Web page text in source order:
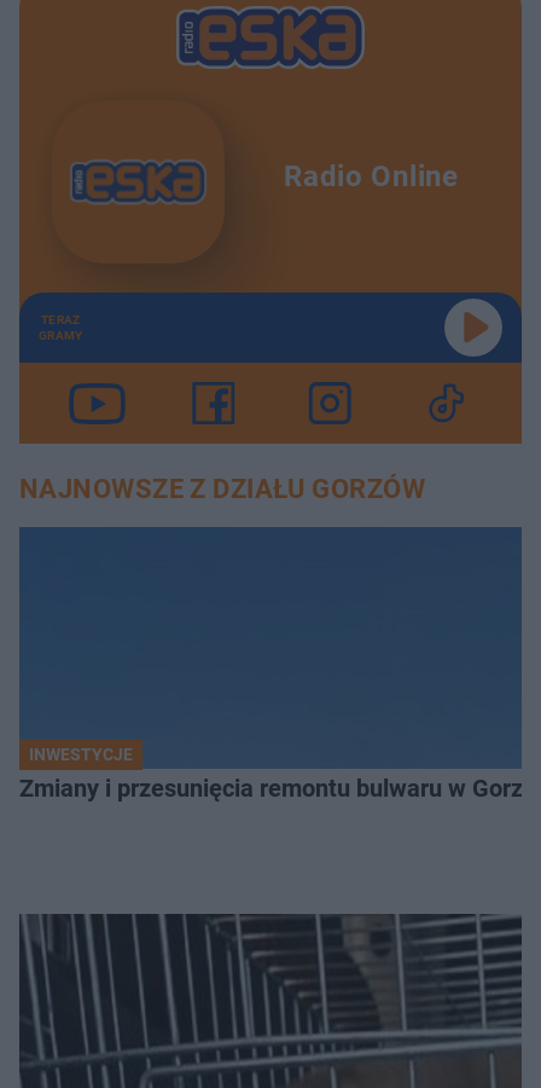
Radio Online
TERAZ
GRAMY
NAJNOWSZE Z DZIAŁU GORZÓW
INWESTYCJE
Zmiany i przesunięcia remontu bulwaru w